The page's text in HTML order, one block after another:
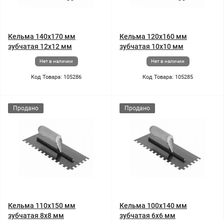
Кельма 140x170 мм
зубчатая 12х12 мм
Нет в наличии
Код Товара: 105286
Кельма 120x160 мм
зубчатая 10х10 мм
Нет в наличии
Код Товара: 105285
Продано
Кельма 110x150 мм
зубчатая 8х8 мм
Продано
Кельма 100x140 мм
зубчатая 6х6 мм